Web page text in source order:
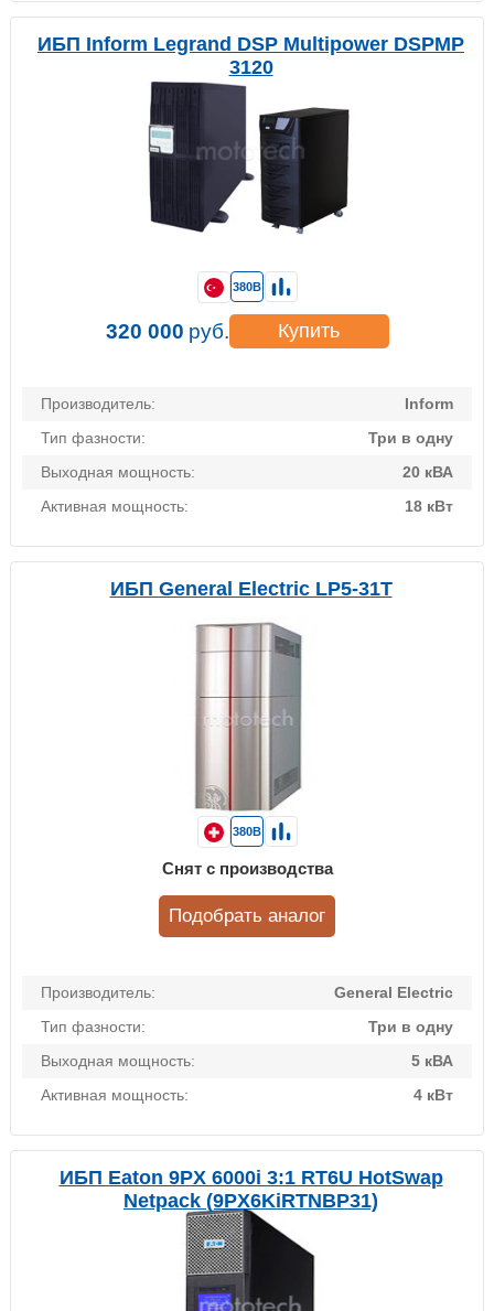
ИБП Inform Legrand DSP Multipower DSPMP
3120
Производитель:
Inform
Тип фазности:
Три в одну
Выходная мощность:
20 кВА
Активная мощность:
18 кВт
380В
320 000 руб. Купить
ИБП General Electric LP5-31T
Производитель:
General Electric
Тип фазности:
Три в одну
Выходная мощность:
5 кВА
Активная мощность:
4 кВт
380В
Снят с производства
Подобрать аналог
ИБП Eaton 9PX 6000i 3:1 RT6U HotSwap
Netpack (9PX6KiRTNBP31)